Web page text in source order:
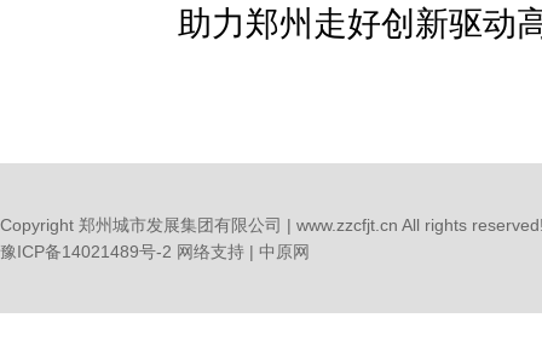
助力郑州走好创新驱动
Copyright 郑州城市发展集团有限公司 | www.zzcfjt.cn All rights
豫ICP备14021489号-2 网络支持 | 中原网